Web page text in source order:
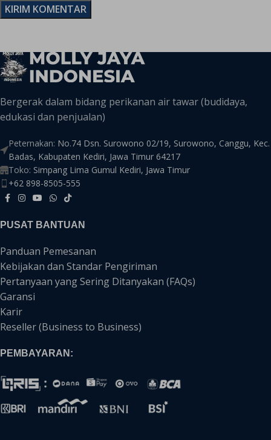
Bergerak dalam bidang perikanan air tawar (budidaya,
edukasi dan penjualan)
Peternakan: No.74 Dsn. Surowono 02/19, Surowono, Canggu, Kec.
Badas, Kabupaten Kediri, Jawa Timur 64217
Toko: Simpang Lima Gumul Kediri, Jawa Timur
+62 898-8505-555
PUSAT BANTUAN
Panduan Pemesanan
Kebijakan dan Standar Pengiriman
Pertanyaan yang Sering Ditanyakan (FAQs)
Garansi
Karir
Reseller (Business to Business)
PEMBAYARAN: